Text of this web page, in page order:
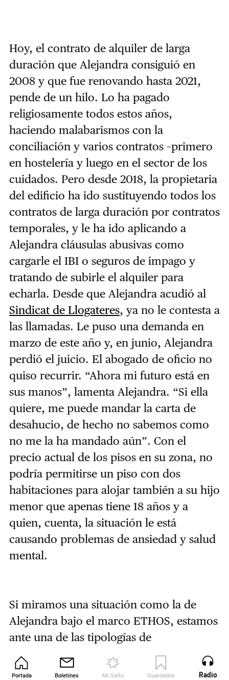
Portada Boletines Mi Salto Guardados Revista
Hoy, el contrato de alquiler de larga
duración que Alejandra consiguió en
2008 y que fue renovando hasta 2021,
pende de un hilo. Lo ha pagado
religiosamente todos estos años,
haciendo malabarismos con la
conciliación y varios contratos –primero
en hostelería y luego en el sector de los
cuidados. Pero desde 2018, la propietaria
del edificio ha ido sustituyendo todos los
contratos de larga duración por contratos
temporales, y le ha ido aplicando a
Alejandra cláusulas abusivas como
cargarle el IBI o seguros de impago y
tratando de subirle el alquiler para
echarla. Desde que Alejandra acudió al
Sindicat de Llogateres, ya no le contesta a
las llamadas. Le puso una demanda en
marzo de este año y, en junio, Alejandra
perdió el juicio. El abogado de oficio no
quiso recurrir. “Ahora mi futuro está en
sus manos”, lamenta Alejandra. “Si ella
quiere, me puede mandar la carta de
desahucio, de hecho no sabemos como
no me la ha mandado aún”. Con el
precio actual de los pisos en su zona, no
podría permitirse un piso con dos
habitaciones para alojar también a su hijo
menor que apenas tiene 18 años y a
quien, cuenta, la situación le está
causando problemas de ansiedad y salud
mental.
Si miramos una situación como la de
Alejandra bajo el marco ETHOS, estamos
ante una de las tipologías de
sinhogarismo: la de la vivienda insegura.
De hecho, 32% de las personas sin hogar
Radio